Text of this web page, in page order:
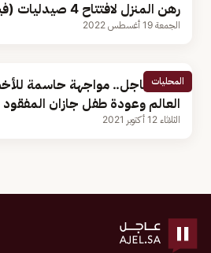
رهن المنزل لافتتاح 4 صيدليات (فيديو)
الجمعة 19 أغسطس 2022
المحليات
نشرة عاجل.. مواجهة حاسمة
العالم وعودة طفل جازان المفقود
الثلاثاء 12 أكتوبر 2021